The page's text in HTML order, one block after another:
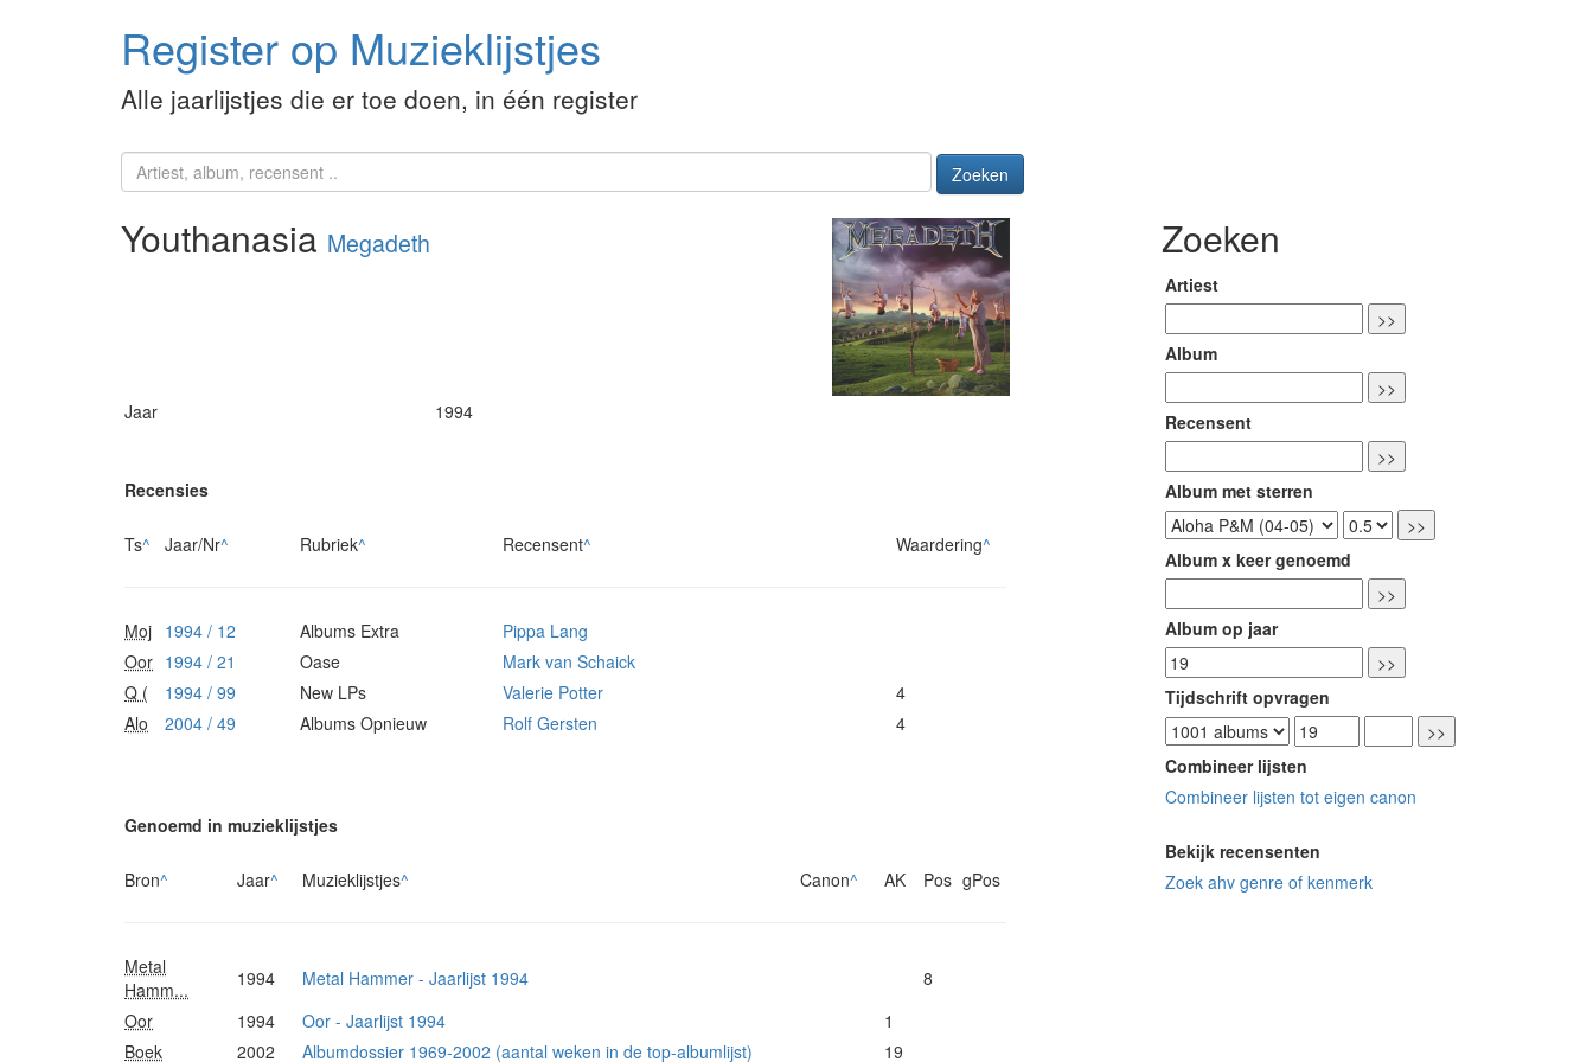
Register op Muzieklijstjes
Alle jaarlijstjes die er toe doen, in één register
Zoeken
Youthanasia Megadeth
Jaar 1994
Recensies
Ts^ Jaar/Nr^ Rubriek^ Recensent^ Waardering^
Moj 1994 / 12 Albums Extra
Pippa Lang
Oor 1994 / 21 Oase
Mark van Schaick
Q (
1994 / 99 New LPs Valerie Potter
4
Alo
2004 / 49 Albums Opnieuw Rolf Gersten 4
Genoemd in muzieklijstjes
Bron^ Jaar^ Muzieklijstjes^ Canon^ AK Pos gPos
Metal
Hamm...
1994 Metal Hammer - Jaarlijst 1994
8
Oor
1994 Oor - Jaarlijst 1994
1
Boek
2002 Albumdossier 1969-2002 (aantal weken in de top-albumlijst) 19
Zoeken
Artiest
Album
Recensent
Album met sterren
Album x keer genoemd
Album op jaar
Tijdschrift opvragen
Combineer lijsten
Combineer lijsten tot eigen canon
Bekijk recensenten
Zoek ahv genre of kenmerk